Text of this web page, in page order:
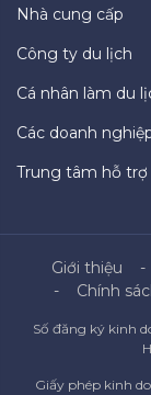
Nhà cung cấp
Công ty du lịch
Cá nhân làm du
Các doanh
Trung tâm hỗ trợ
Giới thiệu
Chính
Số đăng ký kinh
Giấy phép kinh